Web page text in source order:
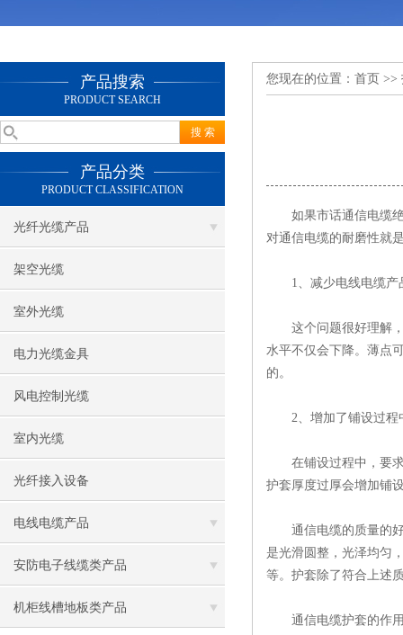
产品搜索
PRODUCT SEARCH
产品分类
PRODUCT CLASSIFICATION
光纤光缆产品
架空光缆
室外光缆
电力光缆金具
风电控制光缆
室内光缆
光纤接入设备
电线电缆产品
安防电子线缆类产品
机柜线槽地板类产品
您现在的位置： 首页 >>
如果市话通信电缆
对通信电缆的耐磨性就
1、减少电线电缆产
这个问题很好理解，
水平不仅会下降。薄点
的。
2、增加了铺设过程
在铺设过程中，要求
护套厚度过厚会增加铺
通信电缆的质量的好
是光滑圆整，光泽均匀
等。护套除了符合上述
通信电缆护套的作用